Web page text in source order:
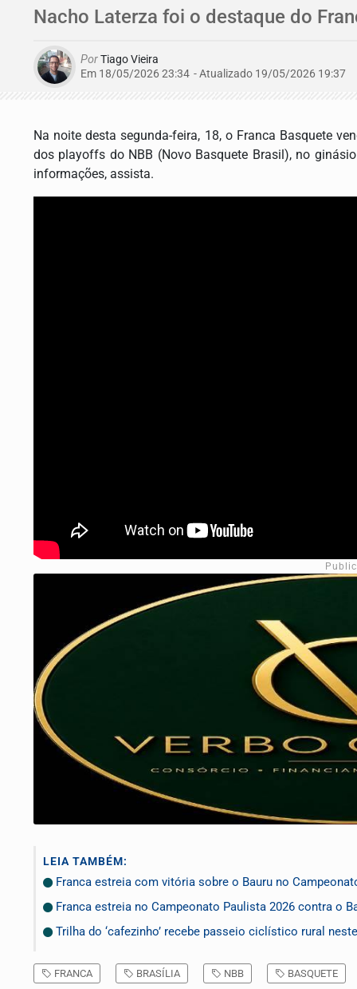
Nacho Laterza foi o destaque do
PorTiago Vieira
Em 18/05/2026 23:34 - Atualizado 19/05/2026 19:37
Na noite desta segunda-feira, 18, o Franca Basquete
dos playoffs do NBB (Novo Basquete Brasil), no
informações, assista.
LEIA TAMBÉM:
Franca estreia com vitória sobre o Bauru no
Franca estreia no Campeonato Paulista 2026 contra o
Trilha do ‘cafezinho’ recebe passeio ciclístico rural
FRANCA BRASÍLIA NBB BASQUETE